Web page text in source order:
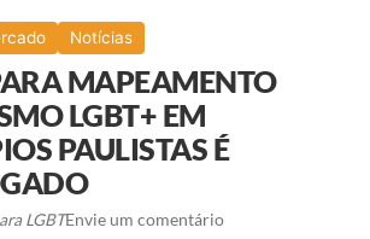
MENU
Notícias
MAPEAMENTO
LGBT+ EM
PAULISTAS É
LGBTEnvie um comentário